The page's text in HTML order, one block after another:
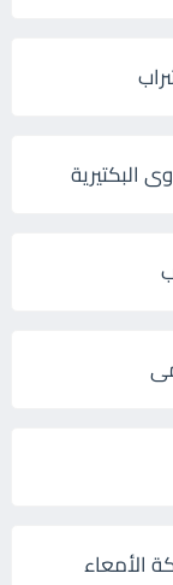
البكتيرية
الأمعاء